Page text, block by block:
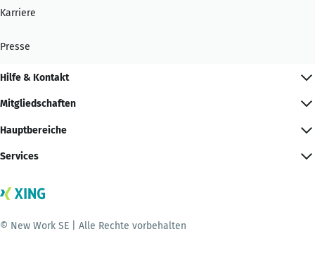
Karriere
Presse
Hilfe & Kontakt
Mitgliedschaften
Hauptbereiche
Services
© New Work SE | Alle Rechte vorbehalten